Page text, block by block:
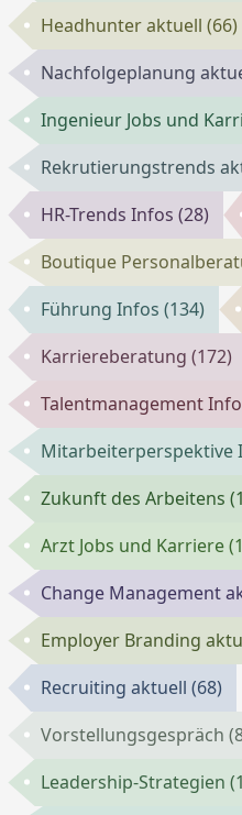
Headhunter aktuell(66)
Nachfolgeplanung
Ingenieur Jobs und
Rekrutierungstrends
HR-Trends Infos(28)
Boutique
Führung Infos(134)
Karriereberatung(172)
Talentmanagement
Mitarbeiterperspektive
Zukunft des Arbeitens
Arzt Jobs und Karriere
Change Management
Employer Branding
Recruiting aktuell(68)
Vorstellungsgespräch
Leadership-Strategien